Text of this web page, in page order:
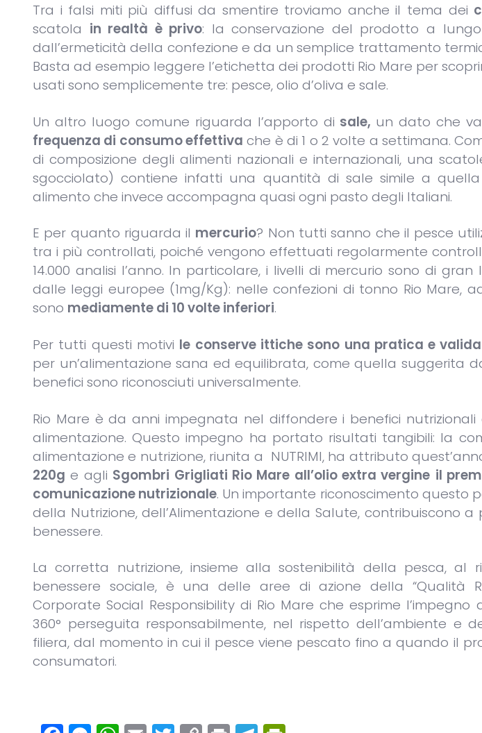
Tra i falsi miti più diffusi da smentire troviamo anche il tema dei
scatola in realtà è privo: la conservazione del prodotto a
dall’ermeticità della confezione e da un semplice trattamento
Basta ad esempio leggere l’etichetta dei prodotti Rio Mare per
usati sono semplicemente tre: pesce, olio d’oliva e sale.
Un altro luogo comune riguarda l’apporto di sale, un dato che
frequenza di consumo effettiva che è di 1 o 2 volte a settimana.
di composizione degli alimenti nazionali e internazionali, una
sgocciolato) contiene infatti una quantità di sale simile a
alimento che invece accompagna quasi ogni pasto degli Italiani.
E per quanto riguarda il mercurio? Non tutti sanno che il pesce
tra i più controllati, poiché vengono effettuati regolarmente
14.000 analisi l’anno. In particolare, i livelli di mercurio sono di
dalle leggi europee (1mg/Kg): nelle confezioni di tonno Rio Mare,
sono mediamente di 10 volte inferiori.
Per tutti questi motivi le conserve ittiche sono una pratica e
per un’alimentazione sana ed equilibrata, come quella suggerita
benefici sono riconosciuti universalmente.
Rio Mare è da anni impegnata nel diffondere i benefici
alimentazione. Questo impegno ha portato risultati tangibili: la
alimentazione e nutrizione, riunita a NUTRIMI, ha attributo
220g e agli Sgombri Grigliati Rio Mare all’olio extra vergine il
comunicazione nutrizionale. Un importante riconoscimento questo
della Nutrizione, dell’Alimentazione e della Salute, contribuiscono
benessere.
La corretta nutrizione, insieme alla sostenibilità della pesca, al
benessere sociale, è una delle aree di azione della “Qualità
Corporate Social Responsibility di Rio Mare che esprime
360° perseguita responsabilmente, nel rispetto dell’ambiente e
filiera, dal momento in cui il pesce viene pescato fino a quando il
consumatori.